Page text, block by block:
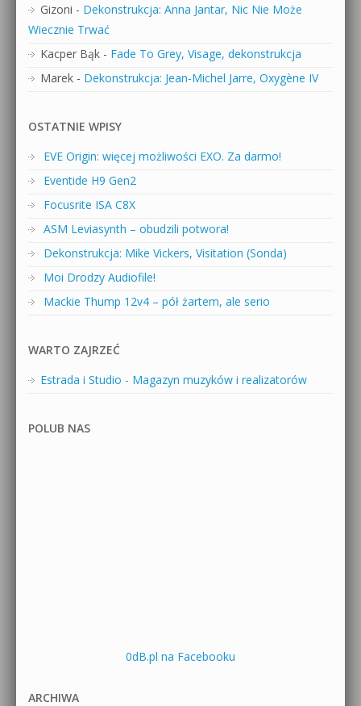
Gizoni - Dekonstrukcja: Anna Jantar, Nic Nie Może
Wiecznie Trwać
Kacper Bąk - Fade To Grey, Visage, dekonstrukcja
Marek - Dekonstrukcja: Jean-Michel Jarre, Oxygène IV
OSTATNIE WPISY
EVE Origin: więcej możliwości EXO. Za darmo!
Eventide H9 Gen2
Focusrite ISA C8X
ASM Leviasynth – obudzili potwora!
Dekonstrukcja: Mike Vickers, Visitation (Sonda)
Moi Drodzy Audiofile!
Mackie Thump 12v4 – pół żartem, ale serio
WARTO ZAJRZEĆ
Estrada i Studio - Magazyn muzyków i realizatorów
POLUB NAS
0dB.pl na Facebooku
ARCHIWA